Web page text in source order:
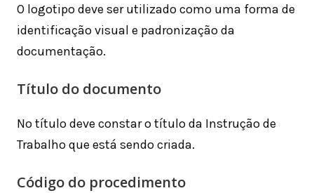
O logotipo deve ser utilizado como uma forma de
identificação visual e padronização da
documentação.
Título do documento
No título deve constar o título da Instrução de
Trabalho que está sendo criada.
Código do procedimento